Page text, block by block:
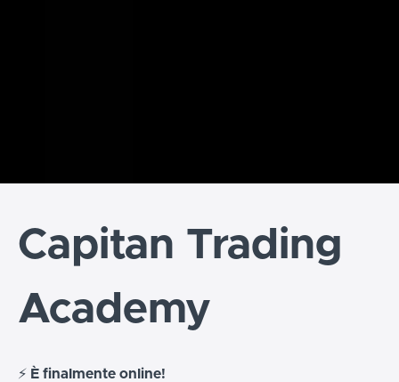
Capitan Trading
Academy
⚡️ È finalmente online!